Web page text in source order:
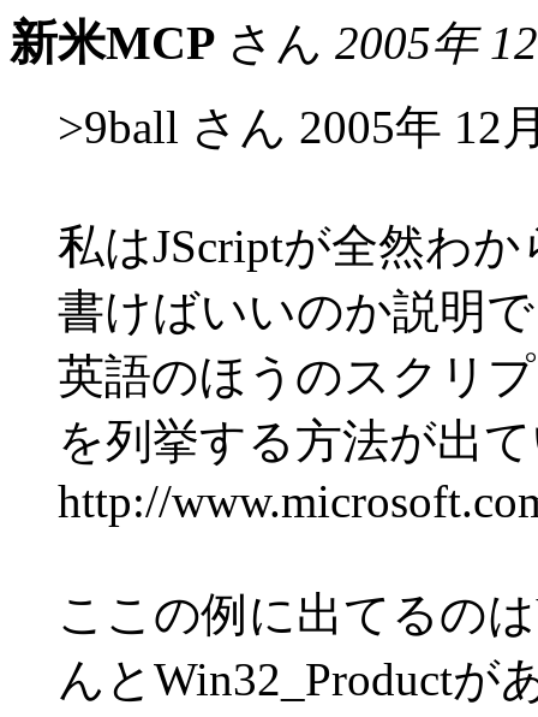
新米MCP さん 2005年
>9ball さん 2005年 12
私はJScriptが全然わ
書けばいいのか説明
英語のほうのスクリ
を列挙する方法が出
http://
ここの例に出てるの
んとWin32_Product